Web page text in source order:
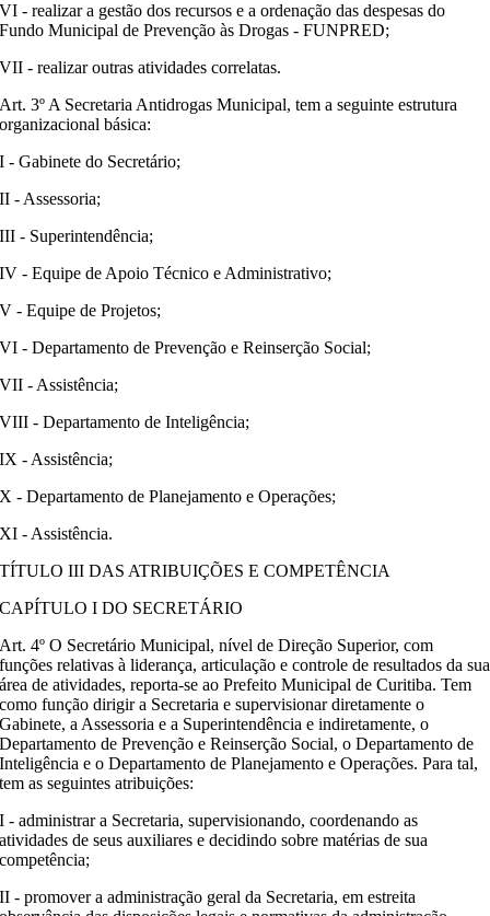
VI - realizar a gestão dos recursos e a ordenação das despesas do
Fundo Municipal de Prevenção às Drogas - FUNPRED;
VII - realizar outras atividades correlatas.
Art. 3º A Secretaria Antidrogas Municipal, tem a seguinte estrutura
organizacional básica:
I - Gabinete do Secretário;
II - Assessoria;
III - Superintendência;
IV - Equipe de Apoio Técnico e Administrativo;
V - Equipe de Projetos;
VI - Departamento de Prevenção e Reinserção Social;
VII - Assistência;
VIII - Departamento de Inteligência;
IX - Assistência;
X - Departamento de Planejamento e Operações;
XI - Assistência.
TÍTULO III DAS ATRIBUIÇÕES E COMPETÊNCIA
CAPÍTULO I DO SECRETÁRIO
Art. 4º O Secretário Municipal, nível de Direção Superior, com
funções relativas à liderança, articulação e controle de resultados da sua
área de atividades, reporta-se ao Prefeito Municipal de Curitiba. Tem
como função dirigir a Secretaria e supervisionar diretamente o
Gabinete, a Assessoria e a Superintendência e indiretamente, o
Departamento de Prevenção e Reinserção Social, o Departamento de
Inteligência e o Departamento de Planejamento e Operações. Para tal,
tem as seguintes atribuições:
I - administrar a Secretaria, supervisionando, coordenando as
atividades de seus auxiliares e decidindo sobre matérias de sua
competência;
II - promover a administração geral da Secretaria, em estreita